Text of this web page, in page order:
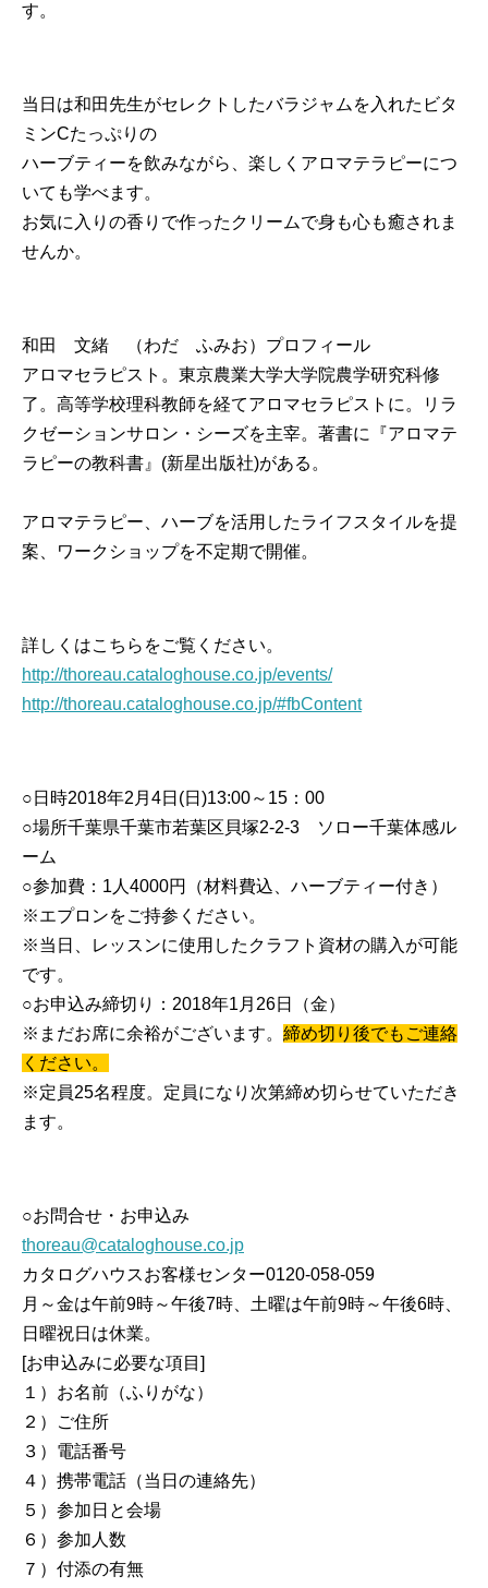
す。
当日は和田先生がセレクトしたバラジャムを入れたビタ
ミンCたっぷりの
ハーブティーを飲みながら、楽しくアロマテラピーにつ
いても学べます。
お気に入りの香りで作ったクリームで身も心も癒されま
せんか。
和田 文緒 （わだ ふみお）プロフィール
アロマセラピスト。東京農業大学大学院農学研究科修
了。高等学校理科教師を経てアロマセラピストに。リラ
クゼーションサロン・シーズを主宰。著書に『アロマテ
ラピーの教科書』(新星出版社)がある。
アロマテラピー、ハーブを活用したライフスタイルを提
案、ワークショップを不定期で開催。
詳しくはこちらをご覧ください。
http://thoreau.cataloghouse.co.jp/events/
http://thoreau.cataloghouse.co.jp/#fbContent
○日時2018年2月4日(日)13:00～15：00
○場所千葉県千葉市若葉区貝塚2-2-3 ソロー千葉体感ル
ーム
○参加費：1人4000円（材料費込、ハーブティー付き）
※エプロンをご持参ください。
※当日、レッスンに使用したクラフト資材の購入が可能
です。
○お申込み締切り：2018年1月26日（金）
※まだお席に余裕がございます。 締め切り後でもご連絡
ください。
※定員25名程度。定員になり次第締め切らせていただき
ます。
○お問合せ・お申込み
thoreau@cataloghouse.co.jp
カタログハウスお客様センター0120-058-059
月～金は午前9時～午後7時、土曜は午前9時～午後6時、
日曜祝日は休業。
[お申込みに必要な項目]
１）お名前（ふりがな）
２）ご住所
３）電話番号
４）携帯電話（当日の連絡先）
５）参加日と会場
６）参加人数
７）付添の有無